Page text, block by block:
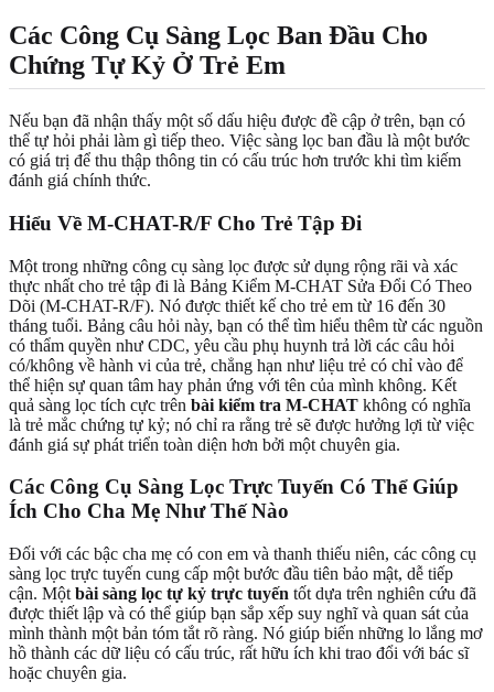
Các Công Cụ Sàng Lọc Ban Đầu Cho
Chứng Tự Kỷ Ở Trẻ Em
Nếu bạn đã nhận thấy một số dấu hiệu được đề cập ở trên, bạn có
thể tự hỏi phải làm gì tiếp theo. Việc sàng lọc ban đầu là một bước
có giá trị để thu thập thông tin có cấu trúc hơn trước khi tìm kiếm
đánh giá chính thức.
Hiểu Về M-CHAT-R/F Cho Trẻ Tập Đi
Một trong những công cụ sàng lọc được sử dụng rộng rãi và xác
thực nhất cho trẻ tập đi là Bảng Kiểm M-CHAT Sửa Đổi Có Theo
Dõi (M-CHAT-R/F). Nó được thiết kế cho trẻ em từ 16 đến 30
tháng tuổi. Bảng câu hỏi này, bạn có thể tìm hiểu thêm từ các nguồn
có thẩm quyền như CDC, yêu cầu phụ huynh trả lời các câu hỏi
có/không về hành vi của trẻ, chẳng hạn như liệu trẻ có chỉ vào để
thể hiện sự quan tâm hay phản ứng với tên của mình không. Kết
quả sàng lọc tích cực trên bài kiểm tra M-CHAT không có nghĩa
là trẻ mắc chứng tự kỷ; nó chỉ ra rằng trẻ sẽ được hưởng lợi từ việc
đánh giá sự phát triển toàn diện hơn bởi một chuyên gia.
Các Công Cụ Sàng Lọc Trực Tuyến Có Thể Giúp
Ích Cho Cha Mẹ Như Thế Nào
Đối với các bậc cha mẹ có con em và thanh thiếu niên, các công cụ
sàng lọc trực tuyến cung cấp một bước đầu tiên bảo mật, dễ tiếp
cận. Một bài sàng lọc tự kỷ trực tuyến tốt dựa trên nghiên cứu đã
được thiết lập và có thể giúp bạn sắp xếp suy nghĩ và quan sát của
mình thành một bản tóm tắt rõ ràng. Nó giúp biến những lo lắng mơ
hồ thành các dữ liệu có cấu trúc, rất hữu ích khi trao đổi với bác sĩ
hoặc chuyên gia.